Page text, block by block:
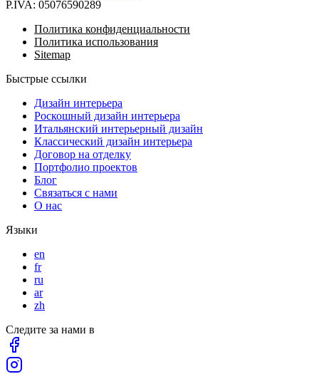
P.IVA: 05076590289
Политика конфиденциальности
Политика использования
Sitemap
Быстрые ссылки
Дизайн интерьера
Роскошный дизайн интерьера
Итальянский интерьерный дизайн
Классический дизайн интерьера
Договор на отделку
Портфолио проектов
Блог
Связаться с нами
О нас
Языки
en
fr
ru
ar
zh
Следите за нами в